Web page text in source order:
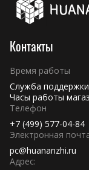
Контакты
Время работы
Служба
Часы работы
Телефон
+7 (499) 577-04-84
Электронная
pc@huananzhi.ru
Адрес: